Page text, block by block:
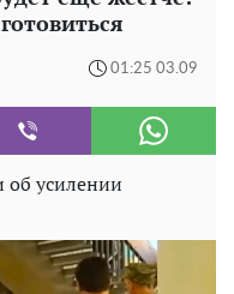
01:25 03.09
об усилении